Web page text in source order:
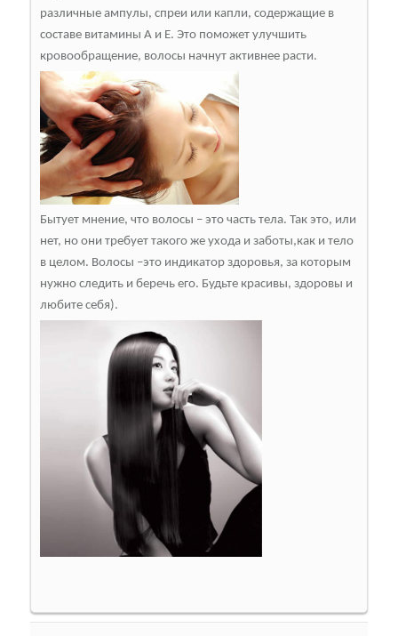
различные ампулы, спреи или капли, содержащие в
составе витамины А и Е. Это поможет улучшить
кровообращение, волосы начнут активнее расти.
Бытует мнение, что волосы – это часть тела. Так это, или
нет, но они требует такого же ухода и заботы,как и тело
в целом. Волосы –это индикатор здоровья, за которым
нужно следить и беречь его. Будьте красивы, здоровы и
любите себя).